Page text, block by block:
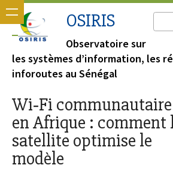
OSIRIS
Observatoire sur
les systèmes d’information, les
inforoutes au Sénégal
Wi‑Fi communautaire
en Afrique : comment
satellite optimise le
modèle